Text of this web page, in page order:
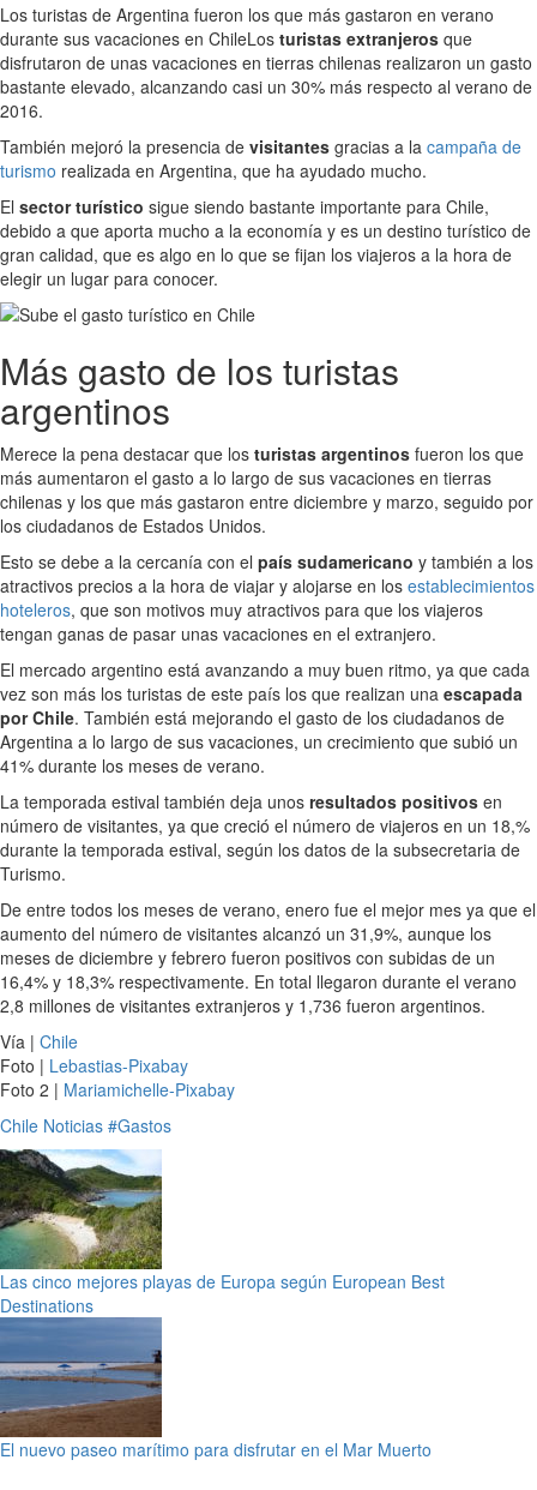
Los turistas de Argentina fueron los que más gastaron en verano
durante sus vacaciones en ChileLos turistas extranjeros que
disfrutaron de unas vacaciones en tierras chilenas realizaron un gasto
bastante elevado, alcanzando casi un 30% más respecto al verano de
2016.
También mejoró la presencia de visitantes gracias a la campaña de
turismo realizada en Argentina, que ha ayudado mucho.
El sector turístico sigue siendo bastante importante para Chile,
debido a que aporta mucho a la economía y es un destino turístico de
gran calidad, que es algo en lo que se fijan los viajeros a la hora de
elegir un lugar para conocer.
Más gasto de los turistas
argentinos
Merece la pena destacar que los turistas argentinos fueron los que
más aumentaron el gasto a lo largo de sus vacaciones en tierras
chilenas y los que más gastaron entre diciembre y marzo, seguido por
los ciudadanos de Estados Unidos.
Esto se debe a la cercanía con el país sudamericano y también a los
atractivos precios a la hora de viajar y alojarse en los establecimientos
hoteleros, que son motivos muy atractivos para que los viajeros
tengan ganas de pasar unas vacaciones en el extranjero.
El mercado argentino está avanzando a muy buen ritmo, ya que cada
vez son más los turistas de este país los que realizan una escapada
por Chile. También está mejorando el gasto de los ciudadanos de
Argentina a lo largo de sus vacaciones, un crecimiento que subió un
41% durante los meses de verano.
La temporada estival también deja unos resultados positivos en
número de visitantes, ya que creció el número de viajeros en un 18,%
durante la temporada estival, según los datos de la subsecretaria de
Turismo.
De entre todos los meses de verano, enero fue el mejor mes ya que el
aumento del número de visitantes alcanzó un 31,9%, aunque los
meses de diciembre y febrero fueron positivos con subidas de un
16,4% y 18,3% respectivamente. En total llegaron durante el verano
2,8 millones de visitantes extranjeros y 1,736 fueron argentinos.
Vía | Chile
Foto | Lebastias-Pixabay
Foto 2 | Mariamichelle-Pixabay
Chile Noticias #Gastos
Las cinco mejores playas de Europa según European Best
Destinations
El nuevo paseo marítimo para disfrutar en el Mar Muerto